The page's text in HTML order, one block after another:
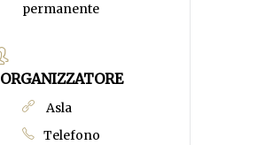
permanente
ORGANIZZATORE
Asla
Telefono